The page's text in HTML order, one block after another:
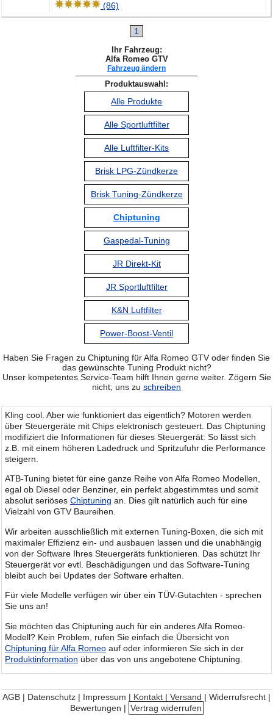
(86)
1
Ihr Fahrzeug:
Alfa Romeo GTV
Fahrzeug ändern
Produktauswahl:
Alle Produkte
Alle Sportluftfilter
Alle Luftfilter-Kits
Brisk LPG-Zündkerze
Brisk Tuning-Zündkerze
Chiptuning
Gaspedal-Tuning
JR Direkt-Kit
JR Sportluftfilter
K&N Luftfilter
Power-Boost-Ventil
Haben Sie Fragen zu Chiptuning für Alfa Romeo GTV oder finden Sie
das gewünschte Tuning Produkt nicht?
Unser kompetentes Service-Team hilft Ihnen gerne weiter. Zögern Sie
nicht, uns zu schreiben
Kling cool. Aber wie funktioniert das eigentlich? Motoren werden
über Steuergeräte mit Chips elektronisch gesteuert. Das Chiptuning
modifiziert die Informationen für dieses Steuergerät: So lässt sich
z.B. mit einem höheren Ladedruck und Spritzufuhr die Performance
steigern.
ATB-Tuning bietet für eine ganze Reihe von Alfa Romeo Modellen,
egal ob Diesel oder Benziner, ein perfekt abgestimmtes und somit
absolut seriöses Chiptuning an. Dies gilt natürlich auch für eine
Vielzahl von GTV Baureihen.
Wir arbeiten ausschließlich mit externen Tuning-Boxen, die sich mit
maximaler Effizienz ein- und ausbauen lassen und die unabhängig
von der Software Ihres Steuergeräts funktionieren. Das schützt Ihr
Steuergerät vor evtl. Beschädigungen und das Software-Tuning
bleibt auch bei Updates der Software erhalten.
Für viele Modelle verfügen wir über ein TÜV-Gutachten - sprechen
Sie uns an!
Sie möchten das Chiptuning auch für ein anderes Alfa Romeo-
Modell? Kein Problem, rufen Sie einfach die Übersicht von
Chiptuning für Alfa Romeo auf oder informieren Sie sich in der
Produktinformation über das von uns angebotene Chiptuning.
AGB | Datenschutz | Impressum | Kontakt | Versand | Widerrufsrecht |
Bewertungen | Vertrag widerrufen